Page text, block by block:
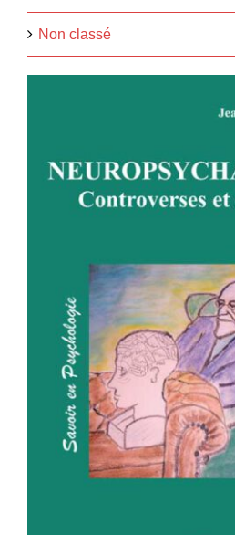
Non classé
Controverses et